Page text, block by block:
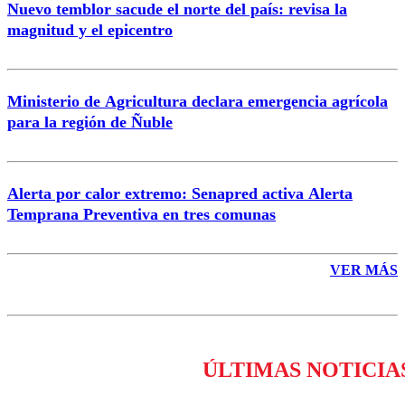
Nuevo temblor sacude el norte del país: revisa la
magnitud y el epicentro
Ministerio de Agricultura declara emergencia agrícola
para la región de Ñuble
Alerta por calor extremo: Senapred activa Alerta
Temprana Preventiva en tres comunas
VER MÁS
ÚLTIMAS